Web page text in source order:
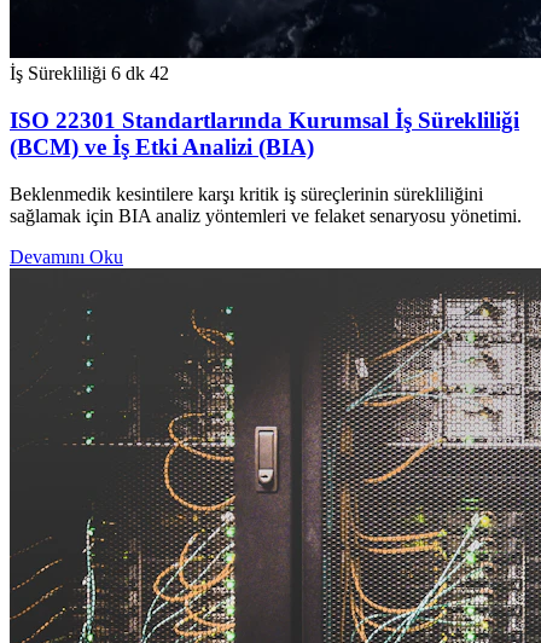
İş Sürekliliği 6 dk 42
ISO 22301 Standartlarında Kurumsal İş Sürekliliği
(BCM) ve İş Etki Analizi (BIA)
Beklenmedik kesintilere karşı kritik iş süreçlerinin sürekliliğini
sağlamak için BIA analiz yöntemleri ve felaket senaryosu yönetimi.
Devamını Oku